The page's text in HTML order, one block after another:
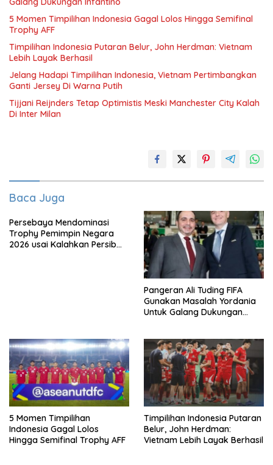
5 Momen Timpilihan Indonesia Gagal Lolos Hingga Semifinal
Trophy AFF
Timpilihan Indonesia Putaran Belur, John Herdman: Vietnam
Lebih Layak Berhasil
Jelang Hadapi Timpilihan Indonesia, Vietnam Pertimbangkan
Ganti Jersey Di Warna Putih
Tijjani Reijnders Tetap Optimistis Meski Manchester City Kalah
Di Inter Milan
Baca Juga
Persebaya Mendominasi
Trophy Pemimpin Negara
2026 usai Kalahkan Persib
Pangeran Ali Tuding FIFA
Gunakan Masalah Yordania
Untuk Galang Dukungan
5 Momen Timpilihan
Indonesia Gagal Lolos
Hingga Semifinal Trophy AFF
Timpilihan Indonesia Putaran
Belur, John Herdman:
Vietnam Lebih Layak Berhasil